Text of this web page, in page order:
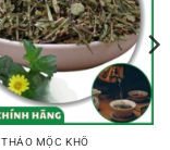
THẢO MỘC KHÔ